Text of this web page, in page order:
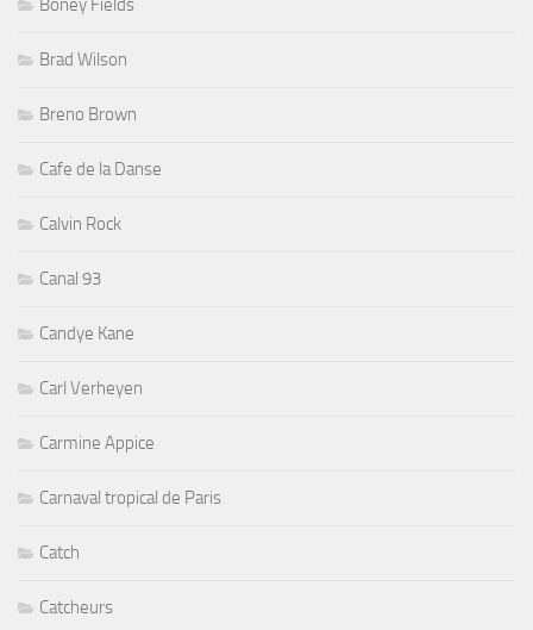
Boney Fields
Brad Wilson
Breno Brown
Cafe de la Danse
Calvin Rock
Canal 93
Candye Kane
Carl Verheyen
Carmine Appice
Carnaval tropical de Paris
Catch
Catcheurs